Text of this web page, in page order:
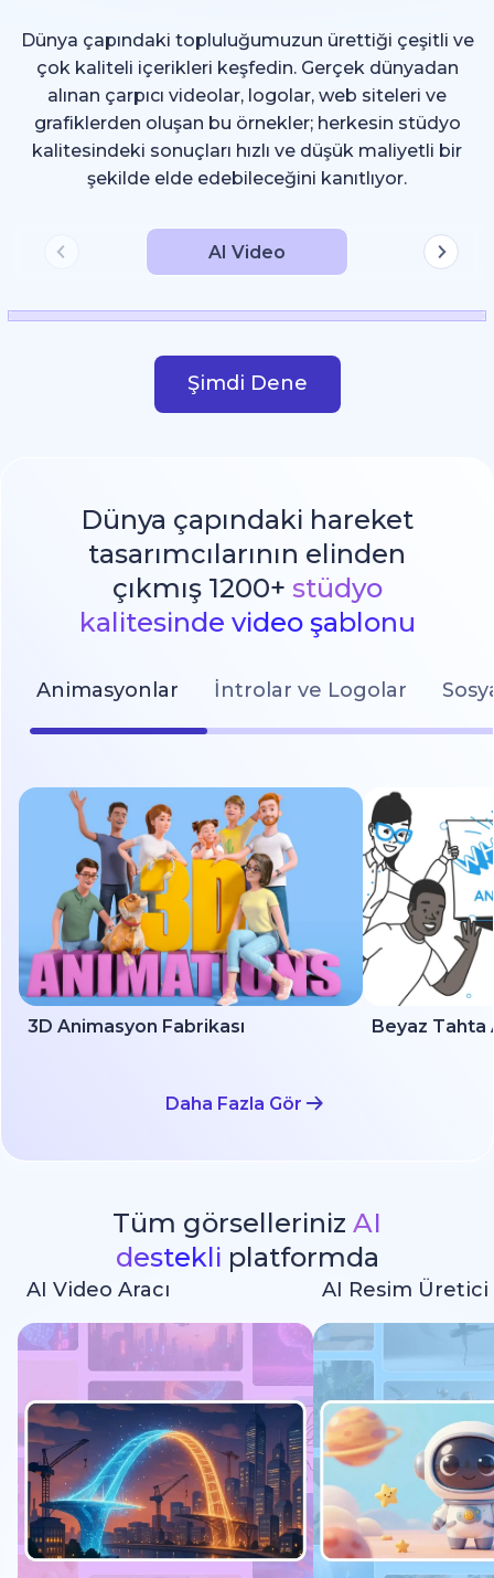
Dünya çapındaki topluluğumuzun ürettiği çeşitli ve
çok kaliteli içerikleri keşfedin. Gerçek dünyadan
alınan çarpıcı videolar, logolar, web siteleri ve
grafiklerden oluşan bu örnekler; herkesin stüdyo
kalitesindeki sonuçları hızlı ve düşük maliyetli bir
şekilde elde edebileceğini kanıtlıyor.
AI Video
Şimdi Dene
Dünya çapındaki hareket
tasarımcılarının elinden
çıkmış 1200+ stüdyo
kalitesinde video şablonu
Animasyonlar İntrolar ve Logolar
3D Animasyon Fabrikası Beyaz Tahta
Daha Fazla Gör
Tüm görselleriniz AI
destekli platformda
AI Video Aracı AI Resim Üretici